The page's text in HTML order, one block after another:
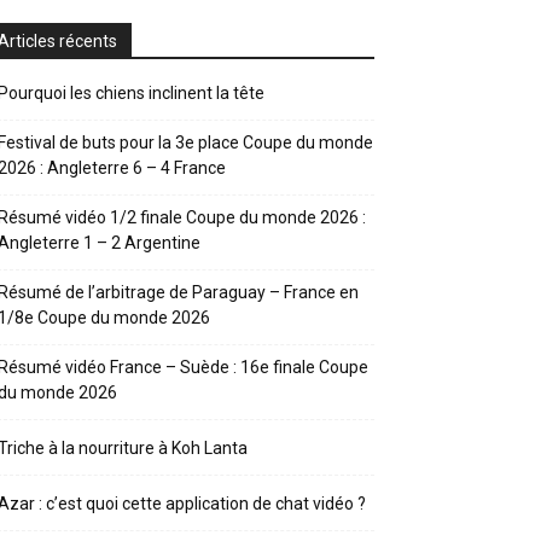
récents
les chiens inclinent la tête
de buts pour la 3e place Coupe du monde
: Angleterre 6 – 4 France
vidéo 1/2 finale Coupe du monde 2026 :
1 – 2 Argentine
de l’arbitrage de Paraguay – France en
8e Coupe du monde 2026
vidéo France – Suède : 16e finale Coupe
monde 2026
à la nourriture à Koh Lanta
: c’est quoi cette application de chat vidéo ?